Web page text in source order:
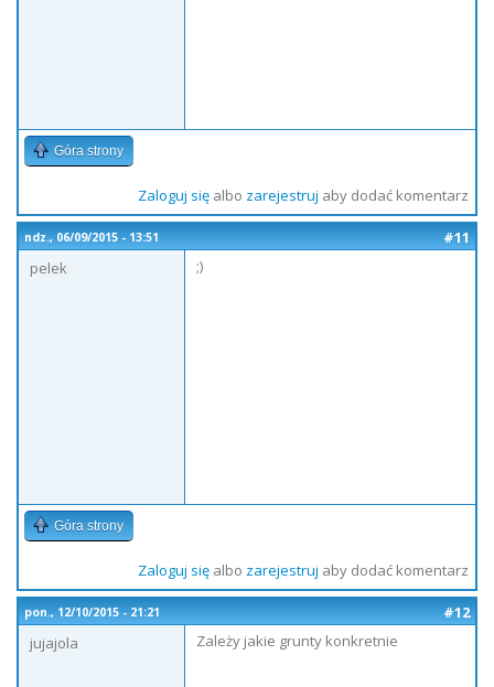
Góra strony
Zaloguj sięalbo zarejestruj aby dodać komentarz
ndz., 06/09/2015 - 13:51
#11
pelek
;)
Góra strony
Zaloguj sięalbo zarejestruj aby dodać komentarz
pon., 12/10/2015 - 21:21
#12
jujajola
Zależy jakie grunty konkretnie